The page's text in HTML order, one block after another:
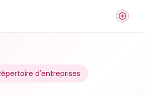
d'entreprises